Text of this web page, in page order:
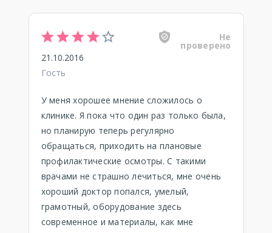
Не
проверено
21.10.2016
Гость
У меня хорошее мнение сложилось о
клинике. Я пока что один раз только была,
но планирую теперь регулярно
обращаться, приходить на плановые
профилактические осмотры. С такими
врачами не страшно лечиться, мне очень
хороший доктор попался, умелый,
грамотный, оборудование здесь
современное и материалы, как мне